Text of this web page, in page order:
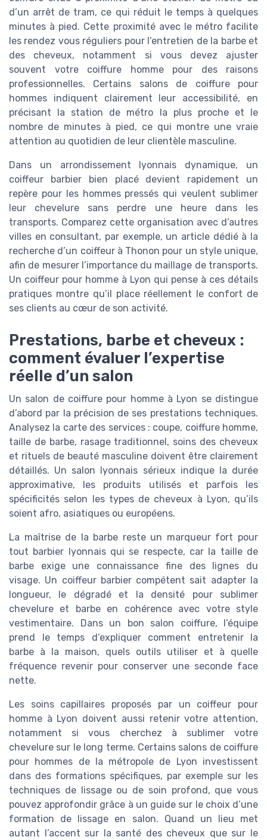
d’un arrêt de tram, ce qui réduit le temps à quelques
minutes à pied. Cette proximité avec le métro facilite
les rendez vous réguliers pour l’entretien de la barbe et
des cheveux, notamment si vous devez ajuster
souvent votre coiffure homme pour des raisons
professionnelles. Certains salons de coiffure pour
hommes indiquent clairement leur accessibilité, en
précisant la station de métro la plus proche et le
nombre de minutes à pied, ce qui montre une vraie
attention au quotidien de leur clientèle masculine.
Dans un arrondissement lyonnais dynamique, un
coiffeur barbier bien placé devient rapidement un
repère pour les hommes pressés qui veulent sublimer
leur chevelure sans perdre une heure dans les
transports. Comparez cette organisation avec d’autres
villes en consultant, par exemple, un article dédié à la
recherche d’un coiffeur à Thonon pour un style unique,
afin de mesurer l’importance du maillage de transports.
Un coiffeur pour homme à Lyon qui pense à ces détails
pratiques montre qu’il place réellement le confort de
ses clients au cœur de son activité.
Prestations, barbe et cheveux :
comment évaluer l’expertise
réelle d’un salon
Un salon de coiffure pour homme à Lyon se distingue
d’abord par la précision de ses prestations techniques.
Analysez la carte des services : coupe, coiffure homme,
taille de barbe, rasage traditionnel, soins des cheveux
et rituels de beauté masculine doivent être clairement
détaillés. Un salon lyonnais sérieux indique la durée
approximative, les produits utilisés et parfois les
spécificités selon les types de cheveux à Lyon, qu’ils
soient afro, asiatiques ou européens.
La maîtrise de la barbe reste un marqueur fort pour
tout barbier lyonnais qui se respecte, car la taille de
barbe exige une connaissance fine des lignes du
visage. Un coiffeur barbier compétent sait adapter la
longueur, le dégradé et la densité pour sublimer
chevelure et barbe en cohérence avec votre style
vestimentaire. Dans un bon salon coiffure, l’équipe
prend le temps d’expliquer comment entretenir la
barbe à la maison, quels outils utiliser et à quelle
fréquence revenir pour conserver une seconde face
nette.
Les soins capillaires proposés par un coiffeur pour
homme à Lyon doivent aussi retenir votre attention,
notamment si vous cherchez à sublimer votre
chevelure sur le long terme. Certains salons de coiffure
pour hommes de la métropole de Lyon investissent
dans des formations spécifiques, par exemple sur les
techniques de lissage ou de soin profond, que vous
pouvez approfondir grâce à un guide sur le choix d’une
formation de lissage en salon. Quand un lieu met
autant l’accent sur la santé des cheveux que sur le